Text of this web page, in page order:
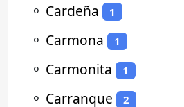
⚬ Cardeña 1
⚬ Carmona 1
⚬ Carmonita 1
⚬ Carranque 2